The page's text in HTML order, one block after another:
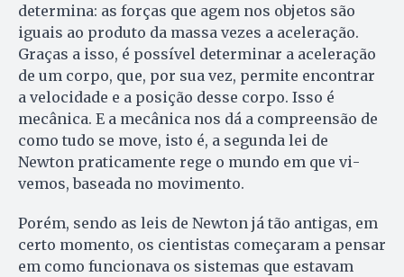
determina: as forças que agem nos objetos são
iguais ao produto da massa vezes a aceleração.
Graças a isso, é possível determinar a aceleração
de um corpo, que, por sua vez, permite encontrar
a velocidade e a posição desse corpo. Isso é
mecânica. E a mecânica nos dá a compreensão de
como tudo se move, isto é, a segunda lei de
Newton praticamente rege o mundo em que vi­
vemos, baseada no movimento.
Porém, sendo as leis de Newton já tão antigas, em
certo momento, os cientistas começaram a pensar
em como funcionava os sistemas que estavam